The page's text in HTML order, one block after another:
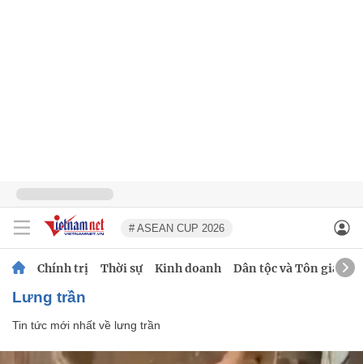
# ASEAN CUP 2026
Chính trị Thời sự Kinh doanh Dân tộc và Tôn giáo
lưng trần
Tin tức mới nhất về lưng trần